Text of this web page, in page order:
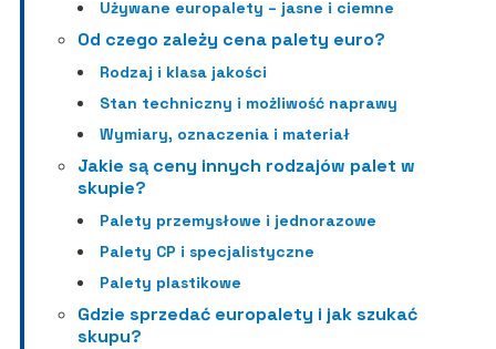
Używane europalety – jasne i ciemne
Od czego zależy cena palety euro?
Rodzaj i klasa jakości
Stan techniczny i możliwość naprawy
Wymiary, oznaczenia i materiał
Jakie są ceny innych rodzajów palet w
skupie?
Palety przemysłowe i jednorazowe
Palety CP i specjalistyczne
Palety plastikowe
Gdzie sprzedać europalety i jak szukać
skupu?